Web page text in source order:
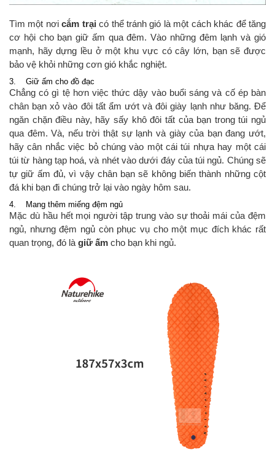
Tìm một nơicắm trại có thể tránh gió là một cách khác để tăng
cơ hội cho bạn giữ ấm qua đêm. Vào những đêm lạnh và gió
mạnh, hãy dựng lều ở một khu vực có cây lớn, bạn sẽ được
bảo vệ khỏi những cơn gió khắc nghiệt.
3. Giữ ấm cho đồ đạc
Chẳng có gì tệ hơn việc thức dậy vào buổi sáng và cố ép bàn
chân bạn xỏ vào đôi tất ẩm ướt và đôi giày lạnh như băng. Để
ngăn chặn điều này, hãy sấy khô đôi tất của bạn trong túi ngủ
qua đêm. Và, nếu trời thật sự lạnh và giày của bạn đang ướt,
hãy cân nhắc việc bỏ chúng vào một cái túi nhựa hay một cái
túi từ hàng tạp hoá, và nhét vào dưới đáy của túi ngủ. Chúng sẽ
tự giữ ấm đủ, vì vậy chân bạn sẽ không biến thành những cột
đá khi bạn đi chúng trở lại vào ngày hôm sau.
4. Mang thêm miếng đệm ngủ
Mặc dù hầu hết mọi người tập trung vào sự thoải mái của đệm
ngủ, nhưng đệm ngủ còn phục vụ cho một mục đích khác rất
quan trọng, đó là giữ ấm cho bạn khi ngủ.